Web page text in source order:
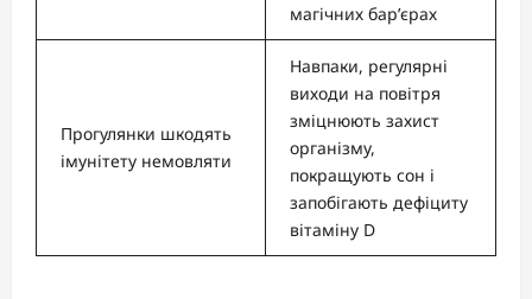
магічних бар’єрах
Прогулянки шкодять
імунітету немовляти
Навпаки, регулярні
виходи на повітря
зміцнюють захист
організму,
покращують сон і
запобігають дефіциту
вітаміну D